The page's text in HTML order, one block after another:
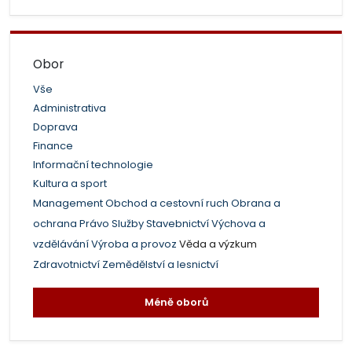
Obor
Vše
Administrativa
Doprava
Finance
Informační technologie
Kultura a sport
ManagementObchod a cestovní ruch Obrana a
ochrana Právo SlužbyStavebnictvíVýchova a
vzděláváníVýroba a provoz Věda a výzkum
Zdravotnictví Zemědělství a lesnictví
Méně oborů